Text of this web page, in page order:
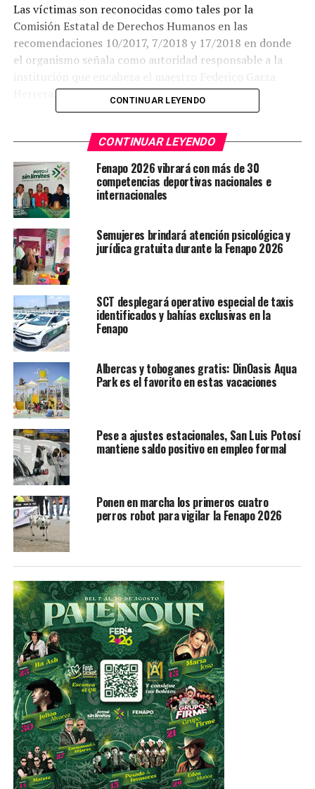
Las víctimas son reconocidas como tales por la
Comisión Estatal de Derechos Humanos en las
recomendaciones 10/2017, 7/2018 y 17/2018 en donde
el organismo señala como autoridad responsable a la
Herrera.
justicia y la dilación en la integración de las carpetas.
Cabe señalar que derivado del ilegal desalojo que la
empresa Parques American Industries SA de CV llevó a
cabo el 14 de junio de 2016 así como las detenciones
ilegales realizadas el 28 de diciembre de 2016, las
víctimas señalan al comandante Guadalupe Castillo
Celestino como uno de los responsables de las
detenciones, mismo que no fue señalado en las
Hoy se presentaron a pedir audiencia con el Fiscal
Federico Garza Herrera para solicitar el seguimiento que
se ha dado para cumplir las recomendaciones de
reparación del daño emitida por la Comisión Estatal de
Derechos Humanos.
YA VIENE
Realizan foro regional para parteras tradicionales de la
Huasteca
NO TE PIERDAS
Nuevo frente frío provocará tormentas fuertes en San
Luis Potosí
CONTINUAR LEYENDO
CONTINUAR LEYENDO
Fenapo 2026 vibrará con más de 30
competencias deportivas nacionales e
internacionales
Semujeres brindará atención psicológica y
jurídica gratuita durante la Fenapo 2026
SCT desplegará operativo especial de taxis
identificados y bahías exclusivas en la
Fenapo
Albercas y toboganes gratis: DinOasis Aqua
Park es el favorito en estas vacaciones
Pese a ajustes estacionales, San Luis Potosí
mantiene saldo positivo en empleo formal
Ponen en marcha los primeros cuatro
perros robot para vigilar la Fenapo 2026